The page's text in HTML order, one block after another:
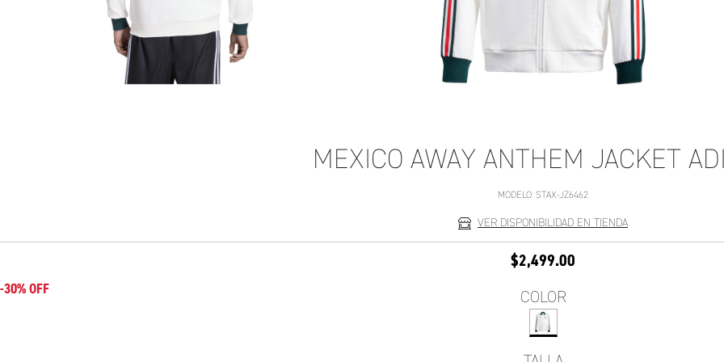
MEXICO AWAY ANTHEM JACKET
MODELO: STAX-JZ6462
VER DISPONIBILIDAD EN TIENDA
$2,499.00
-30% OFF COLOR